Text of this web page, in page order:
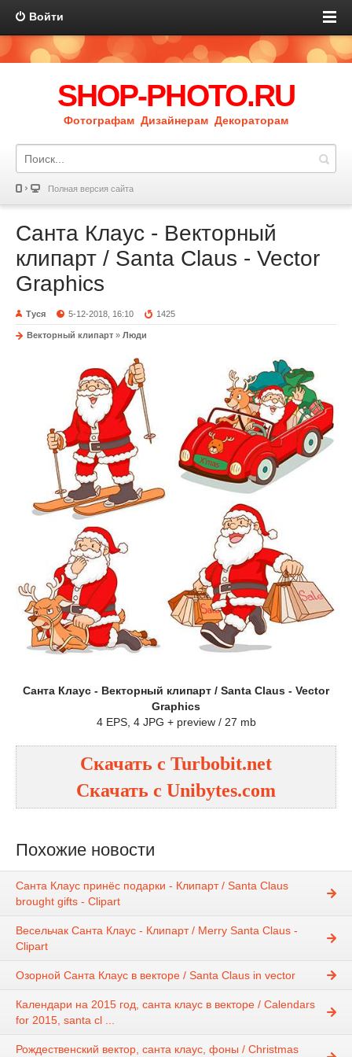
Войти
SHOP-PHOTO.RU
Фотографам Дизайнерам Декораторам
Полная версия сайта
Санта Клаус - Векторный
клипарт / Santa Claus - Vector
Graphics
Туся 5-12-2018, 16:10 1425
Векторный клипарт » Люди
Санта Клаус - Векторный клипарт / Santa Claus - Vector
Graphics
4 EPS, 4 JPG + preview / 27 mb
Скачать с Turbobit.net
Скачать с Unibytes.com
Похожие новости
Санта Клаус принёс подарки - Клипарт / Santa Claus
brought gifts - Clipart
Весельчак Санта Клаус - Клипарт / Merry Santa Claus -
Clipart
Озорной Санта Клаус в векторе / Santa Claus in vector
Календари на 2015 год, санта клаус в векторе / Calendars
for 2015, santa cl ...
Рождественский вектор, санта клаус, фоны / Christmas